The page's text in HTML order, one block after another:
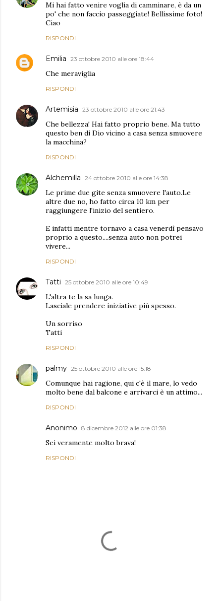
Mi hai fatto venire voglia di camminare, è da un
po' che non faccio passeggiate! Bellissime foto!
Ciao
RISPONDI
Emilia 23 ottobre 2010 alle ore 18:44
Che meraviglia
RISPONDI
Artemisia 23 ottobre 2010 alle ore 21:43
Che bellezza! Hai fatto proprio bene. Ma tutto
questo ben di Dio vicino a casa senza smuovere
la macchina?
RISPONDI
Alchemilla 24 ottobre 2010 alle ore 14:38
Le prime due gite senza smuovere l'auto.Le
altre due no, ho fatto circa 10 km per
raggiungere l'inizio del sentiero.
E infatti mentre tornavo a casa venerdì pensavo
proprio a questo....senza auto non potrei
vivere...
RISPONDI
Tatti 25 ottobre 2010 alle ore 10:49
L'altra te la sa lunga.
Lasciale prendere iniziative più spesso.
Un sorriso
Tatti
RISPONDI
palmy 25 ottobre 2010 alle ore 15:18
Comunque hai ragione, qui c'è il mare, lo vedo
molto bene dal balcone e arrivarci è un attimo...
RISPONDI
Anonimo 8 dicembre 2012 alle ore 01:38
Sei veramente molto brava!
RISPONDI